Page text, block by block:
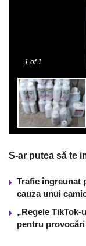
1 of 1
S-ar putea să te
Trafic îngreunat
cauza unui
„Regele
pentru